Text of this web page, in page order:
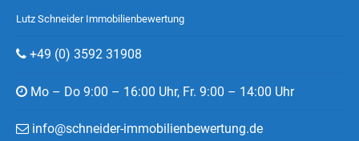
Lutz Schneider Immobilienbewertung
+49 (0) 3592 31908
Mo – Do 9:00 – 16:00 Uhr, Fr. 9:00 – 14:00 Uhr
info@schneider-immobilienbewertung.de